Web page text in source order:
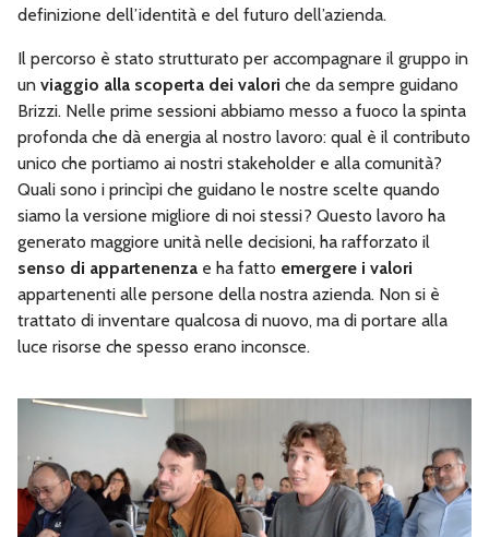
definizione dell’identità e del futuro dell’azienda.
Il percorso è stato strutturato per accompagnare il gruppo in
un viaggio alla scoperta dei valori che da sempre guidano
Brizzi. Nelle prime sessioni abbiamo messo a fuoco la spinta
profonda che dà energia al nostro lavoro: qual è il contributo
unico che portiamo ai nostri stakeholder e alla comunità?
Quali sono i princìpi che guidano le nostre scelte quando
siamo la versione migliore di noi stessi? Questo lavoro ha
generato maggiore unità nelle decisioni, ha rafforzato il
senso di appartenenza e ha fatto emergere i valori
appartenenti alle persone della nostra azienda. Non si è
trattato di inventare qualcosa di nuovo, ma di portare alla
luce risorse che spesso erano inconsce.